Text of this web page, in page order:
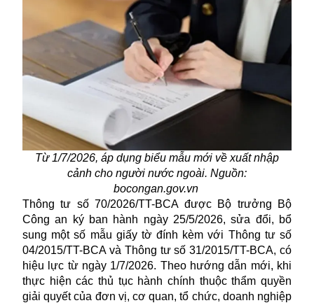
Từ 1/7/2026, áp dụng biểu mẫu mới về xuất nhập
cảnh cho người nước ngoài. Nguồn:
bocongan.gov.vn
Thông tư số 70/2026/TT-BCA được Bộ trưởng Bộ
Công an ký ban hành ngày 25/5/2026, sửa đổi, bổ
sung một số mẫu giấy tờ đính kèm với Thông tư số
04/2015/TT-BCA và Thông tư số 31/2015/TT-BCA, có
hiệu lực từ ngày 1/7/2026. Theo hướng dẫn mới, khi
thực hiện các thủ tục hành chính thuộc thẩm quyền
giải quyết của đơn vị, cơ quan, tổ chức, doanh nghiệp